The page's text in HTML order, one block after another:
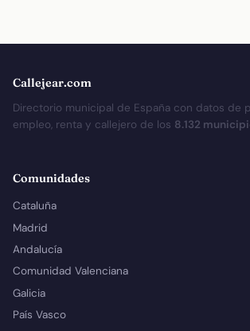
Callejear.com
Directorio municipal de España con datos de
empleo, renta y callejero de los 8.132
Comunidades
Cataluña
Madrid
Andalucía
Comunidad Valenciana
Galicia
País Vasco